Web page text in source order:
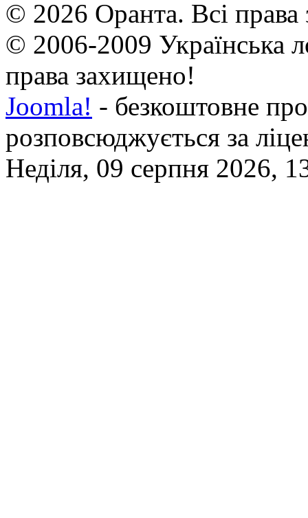
© 2026 Оранта. Всі
© 2006-2009 Українська
права захищено!
Joomla! - безкоштовне
розповсюджується за
Неділя, 09 серпня 2026,